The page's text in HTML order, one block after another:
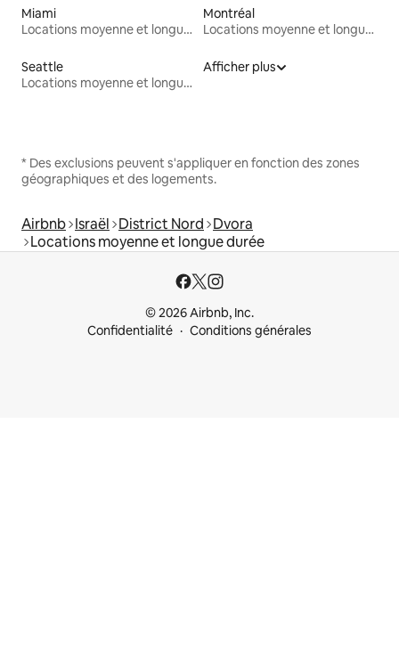
Miami
Locations moyenne et longue durée
Montréal
Locations moyenne et longue durée
Seattle
Locations moyenne et longue durée
Afficher plus
* Des exclusions peuvent s'appliquer en fonction des zones
géographiques et des logements.
Airbnb Israël District Nord Dvora
Locations moyenne et longue durée
© 2026 Airbnb, Inc.
Confidentialité
Conditions générales